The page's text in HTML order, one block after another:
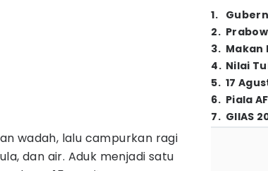
wadah, lalu campurkan ragi
dan air. Aduk menjadi satu
1.
2.
3. Makan
4. Nilai
5. 17
6. Piala
7. GIIAS